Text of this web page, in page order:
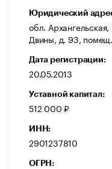
Юридический
обл.
Двины, д. 93,
Дата регистрации:
20.05.2013
Уставной капитал:
512 000 ₽
ИНН:
2901237810
ОГРН: